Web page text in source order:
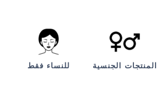
المنتجات الجنسية للنساء فقط